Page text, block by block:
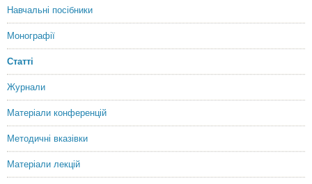
Навчальні посібники
Монографії
Статті
Журнали
Матеріали конференцій
Методичні вказівки
Матеріали лекцій